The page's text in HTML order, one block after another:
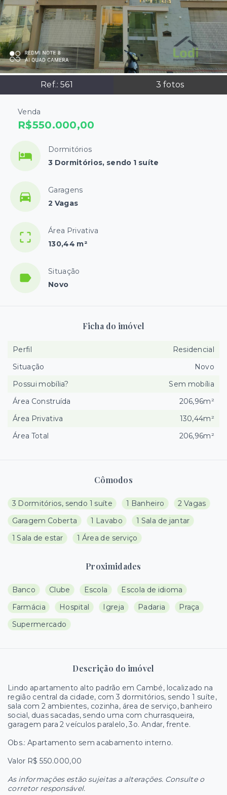
Ref.:561 3 fotos
Venda
R$550.000,00
Dormitórios
3 Dormitórios, sendo 1 suíte
Garagens
2 Vagas
Área Privativa
130,44 m²
Situação
Novo
Cômodos
3 Dormitórios, sendo 1 suíte 1 Banheiro
2 Vagas
Garagem Coberta
1 Lavabo
1 Sala de jantar
1 Sala de estar
1 Área de serviço
Proximidades
Banco Clube Escola
Escola de idioma
Farmácia
Hospital Igreja Padaria
Praça
Supermercado
Descrição do imóvel
Lindo apartamento alto padrão em Cambé, localizado na
região central da cidade, com 3 dormitórios, sendo 1 suíte,
sala com 2 ambientes, cozinha, área de serviço, banheiro
social, duas sacadas, sendo uma com churrasqueira,
garagem para 2 veículos paralelo, 3o. Andar, frente.
Obs.: Apartamento sem acabamento interno.
Valor R$ 550.000,00
As informações estão sujeitas a alterações. Consulte o
corretor responsável.
Ficha do imóvel
Perfil
Residencial
Situação
Novo
Possui mobília?
Sem mobília
Área Construída
206,96m²
Área Privativa
130,44m²
Área Total
206,96m²